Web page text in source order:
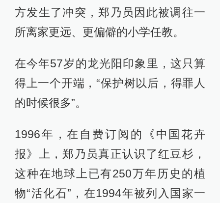
方发生了冲突，郑乃员因此被调往一
所离家更远、更偏僻的小学任教。
在今年57岁的龙光阳印象里，这只算
得上一个开端，“保护树以后，得罪人
的时候很多”。
1996年，在自费订阅的《中国花卉
报》上，郑乃员真正认识了红豆杉，
这种在地球上已有250万年历史的植
物“活化石”，在1994年被列入国家一